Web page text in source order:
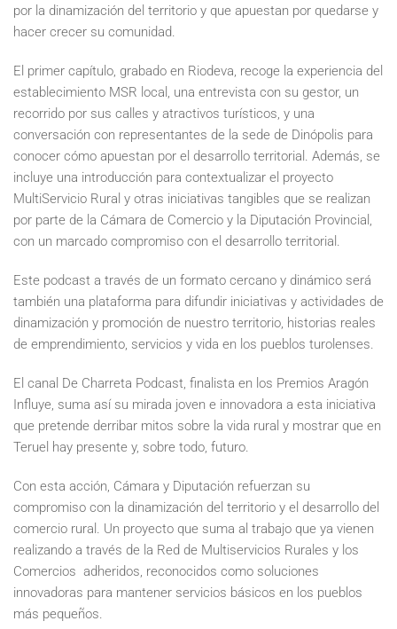
por la dinamización del territorio y que apuestan por quedarse y
hacer crecer su comunidad.
El primer capítulo, grabado en Riodeva, recoge la experiencia del
establecimiento MSR local, una entrevista con su gestor, un
recorrido por sus calles y atractivos turísticos, y una
conversación con representantes de la sede de Dinópolis para
conocer cómo apuestan por el desarrollo territorial. Además, se
incluye una introducción para contextualizar el proyecto
MultiServicio Rural y otras iniciativas tangibles que se realizan
por parte de la Cámara de Comercio y la Diputación Provincial,
con un marcado compromiso con el desarrollo territorial.
Este podcast a través de un formato cercano y dinámico será
también una plataforma para difundir iniciativas y actividades de
dinamización y promoción de nuestro territorio, historias reales
de emprendimiento, servicios y vida en los pueblos turolenses.
El canal De Charreta Podcast, finalista en los Premios Aragón
Influye, suma así su mirada joven e innovadora a esta iniciativa
que pretende derribar mitos sobre la vida rural y mostrar que en
Teruel hay presente y, sobre todo, futuro.
Con esta acción, Cámara y Diputación refuerzan su
compromiso con la dinamización del territorio y el desarrollo del
comercio rural. Un proyecto que suma al trabajo que ya vienen
realizando a través de la Red de Multiservicios Rurales y los
Comercios adheridos, reconocidos como soluciones
innovadoras para mantener servicios básicos en los pueblos
más pequeños.